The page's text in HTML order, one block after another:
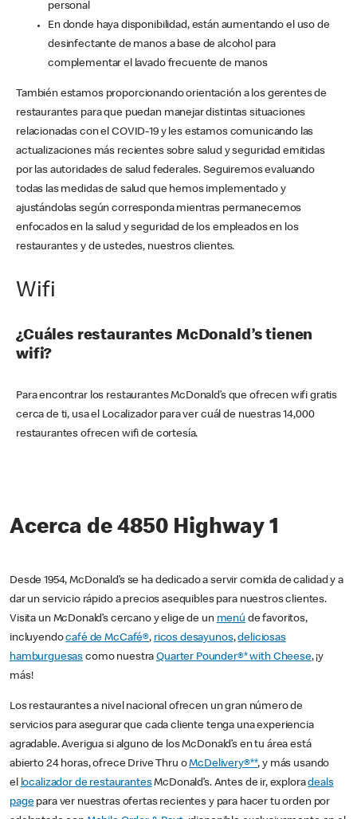
personal
En donde haya disponibilidad, están aumentando el uso de
desinfectante de manos a base de alcohol para
complementar el lavado frecuente de manos
También estamos proporcionando orientación a los gerentes de
restaurantes para que puedan manejar distintas situaciones
relacionadas con el COVID-19 y les estamos comunicando las
actualizaciones más recientes sobre salud y seguridad emitidas
por las autoridades de salud federales. Seguiremos evaluando
todas las medidas de salud que hemos implementado y
ajustándolas según corresponda mientras permanecemos
enfocados en la salud y seguridad de los empleados en los
restaurantes y de ustedes, nuestros clientes.
Wifi
¿Cuáles restaurantes McDonald’s tienen
wifi?
Para encontrar los restaurantes McDonald’s que ofrecen wifi gratis
cerca de ti, usa el Localizador para ver cuál de nuestras 14,000
restaurantes ofrecen wifi de cortesía.
Acerca de 4850 Highway 1
Desde 1954, McDonald’s se ha dedicado a servir comida de calidad y a
dar un servicio rápido a precios asequibles para nuestros clientes.
Visita un McDonald’s cercano y elige de un menú de favoritos,
incluyendocafé de McCafé®, ricos desayunos,deliciosas
hamburguesas como nuestraQuarter Pounder®* with Cheese, ¡y
más!
Los restaurantes a nivel nacional ofrecen un gran número de
servicios para asegurar que cada cliente tenga una experiencia
agradable. Averigua si alguno de los McDonald’s en tu área está
abierto 24 horas, ofrece Drive Thru oMcDelivery®**, y más usando
el localizador de restaurantesMcDonald’s. Antes de ir, exploradeals
pagepara ver nuestras ofertas recientes y para hacer tu orden por